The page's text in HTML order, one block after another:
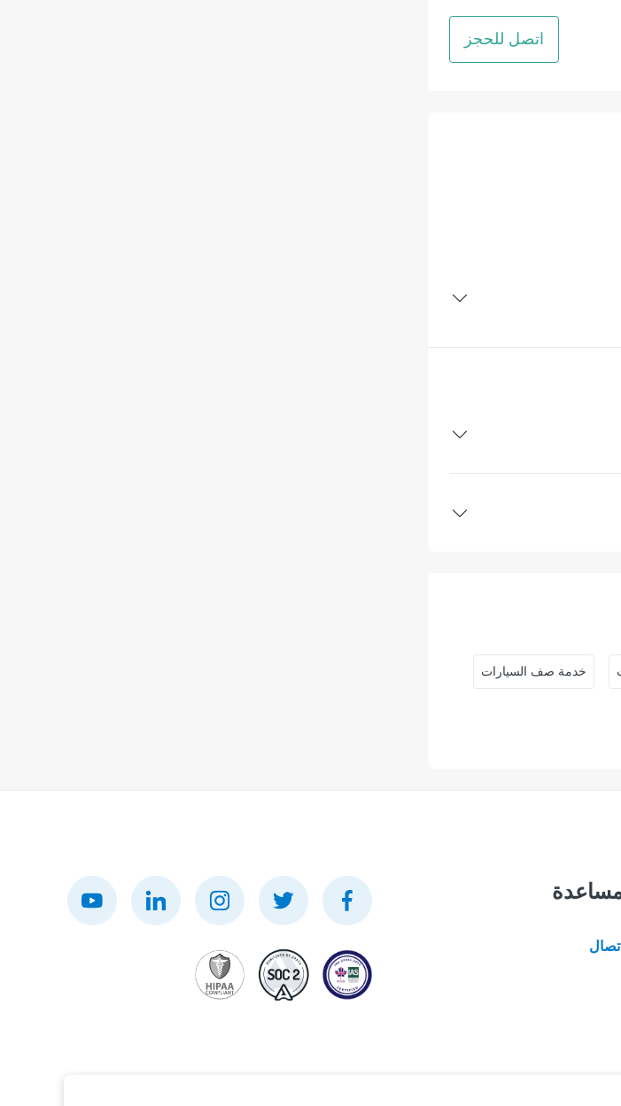
اتصل للحجز
خدمة صف السيارات